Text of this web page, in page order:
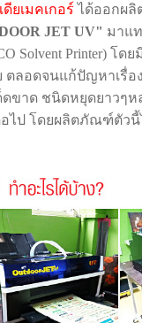
ยเมคเกอร์ ได้ออกผ
JET UV" มาแ
Solvent Printer) โ
ตลอดจนแก้ปัญหาเรื่อ
ดขาด ชนิดหยุดยาวๆ
ไป โดยผลิตภัณฑ์ตัว